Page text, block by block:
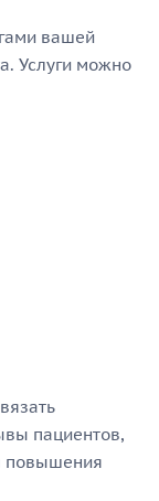
вашей
Услуги можно
пациентов,
повышения